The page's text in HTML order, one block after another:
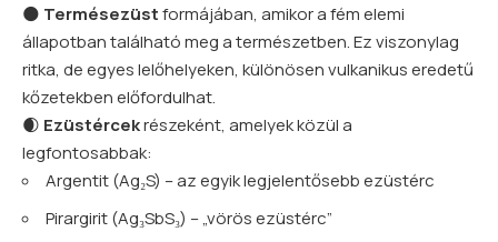
🌑 Termésezüstformájában, amikor a fém elemi
állapotban található meg a természetben. Ez viszonylag
ritka, de egyes lelőhelyeken, különösen vulkanikus eredetű
kőzetekben előfordulhat.
🌒 Ezüstércekrészeként, amelyek közül a
legfontosabbak:
Argentit (Ag₂S) – az egyik legjelentősebb ezüstérc
Pirargirit (Ag₃SbS₃) – „vörös ezüstérc”